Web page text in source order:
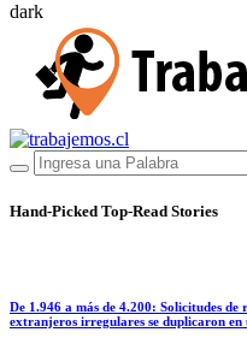
dark
Hand-Picked Top-Read Stories
De 1.946 a más de 4.200: Solicitudes
extranjeros irregulares se duplicaron en